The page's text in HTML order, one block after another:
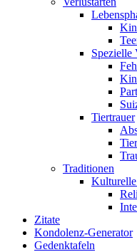
Spezielle
Tiertrauer
Traditionen
Zitate
Kondolenz-Generator
Gedenktafeln